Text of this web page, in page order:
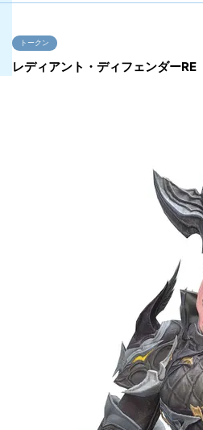
トークン
レディアント・ディフェンダーRE